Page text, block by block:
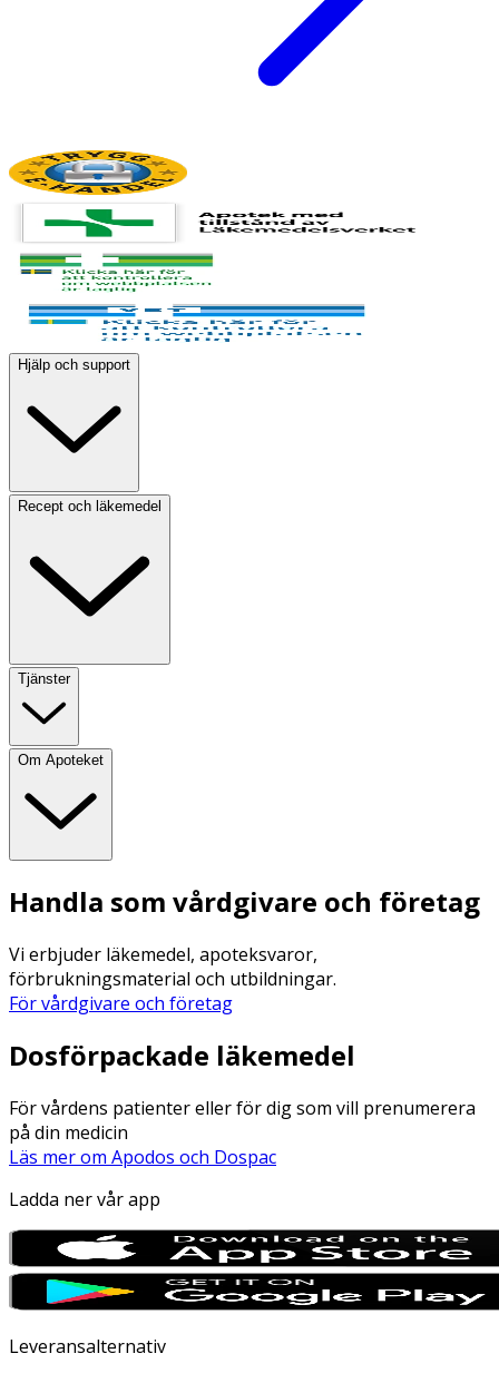
Hjälp och support
Recept och läkemedel
Tjänster
Om Apoteket
Handla som vårdgivare och företag
Vi erbjuder läkemedel, apoteksvaror,
förbrukningsmaterial och utbildningar.
För vårdgivare och företag
Dosförpackade läkemedel
För vårdens patienter eller för dig som vill prenumerera
på din medicin
Läs mer om Apodos och Dospac
Ladda ner vår app
Leveransalternativ